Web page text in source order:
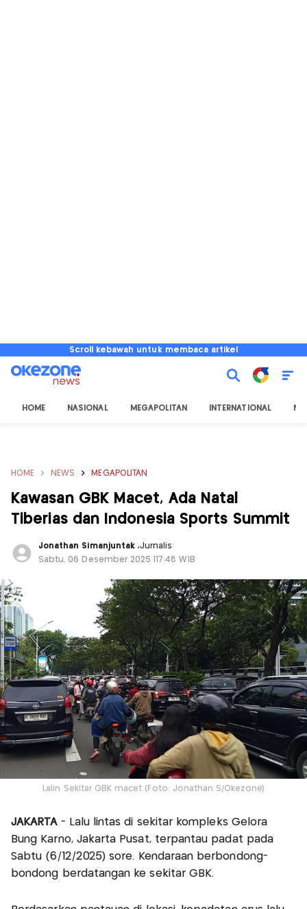
Scroll kebawah untuk membaca artikel
HOME NASIONAL MEGAPOLITAN INTERNATIONAL
HOME NEWS MEGAPOLITAN
Kawasan GBK Macet, Ada Natal
Tiberias dan Indonesia Sports Summit
Jonathan Simanjuntak,Jurnalis
Sabtu, 06 Desember 2025 |17:48 WIB
Lalin Sekitar GBK macet (Foto: Jonathan S/Okezone)
JAKARTA- Lalu lintas di sekitar kompleks Gelora
Bung Karno, Jakarta Pusat, terpantau padat pada
Sabtu (6/12/2025) sore. Kendaraan berbondong-
bondong berdatangan ke sekitar GBK.